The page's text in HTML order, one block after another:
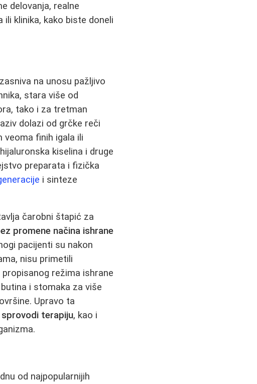
delovanja, realne
klinika, kako biste doneli
na unosu pažljivo
stara više od
tako i za tretman
dolazi od grčke reči
veoma finih igala ili
kiselina i druge
preparata i fizička
i sinteze
čarobni štapić za
promene načina ishrane
pacijenti su nakon
nisu primetili
režima ishrane
i stomaka za više
Upravo ta
terapiju, kao i
od najpopularnijih